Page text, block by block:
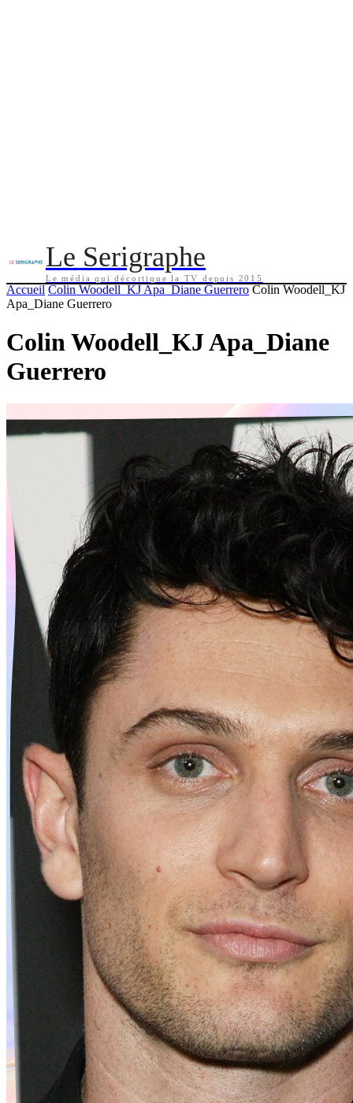
Le Serigraphe
Le média qui décortique la TV depuis 2015
Accueil Colin Woodell_KJ Apa_Diane Guerrero Colin Woodell_KJ
Apa_Diane Guerrero
Colin Woodell_KJ Apa_Diane
Guerrero